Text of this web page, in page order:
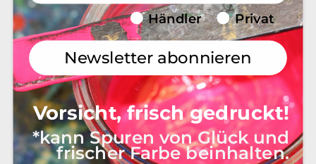
Endverbraucher/Haendler
Händler Privat
Newsletter abonnieren
Vorsicht, frisch gedruckt!
*kann Spuren von Glück und
frischer Farbe beinhalten.